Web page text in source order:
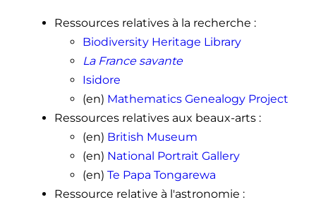
of the Internal Parts of the Earth »,
Society of London, n° 195, p. 563-578,
1692
↑
(en)Edmond Halley, «
of the Late Surprizing Appearance
of the Lights Seen in the Air, on the
Sixth of March Last; With an
Attempt to Explain the Principal
Phaenomena thereof »,
Philosophical Transactions of Royal
Society of London,no 347,p.
428, 1716
Ressources relatives à la recherche :
Biodiversity Heritage Library
La France savante
Isidore
(en) Mathematics Genealogy Project
Ressources relatives aux beaux-arts:
(en) British Museum
(en) National Portrait Gallery
(en) Te Papa Tongarewa
Ressource relative à l'astronomie :